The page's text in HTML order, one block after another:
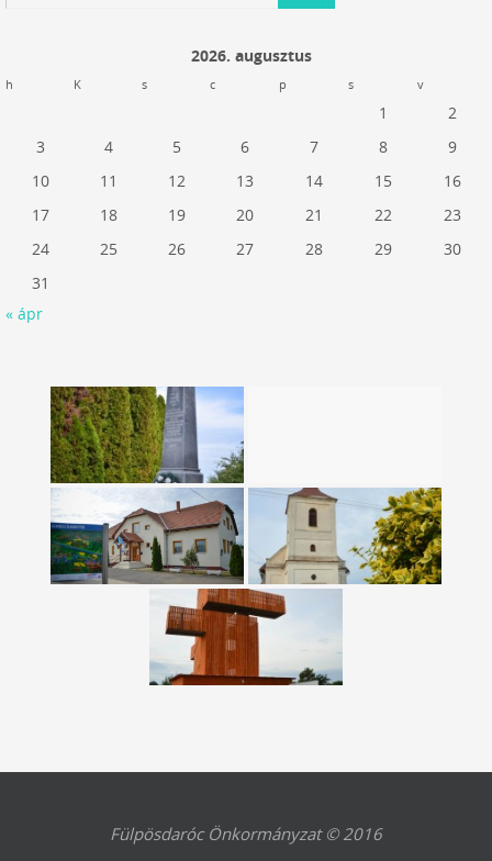
2026. augusztus
h K s c p s v
1
2
3
4 5 6 7 8
9
10
11 12 13 14 15
16
17
18 19 20 21 22
23
24
25 26 27 28 29
30
31
« ápr
Fülpösdaróc Önkormányzat © 2016